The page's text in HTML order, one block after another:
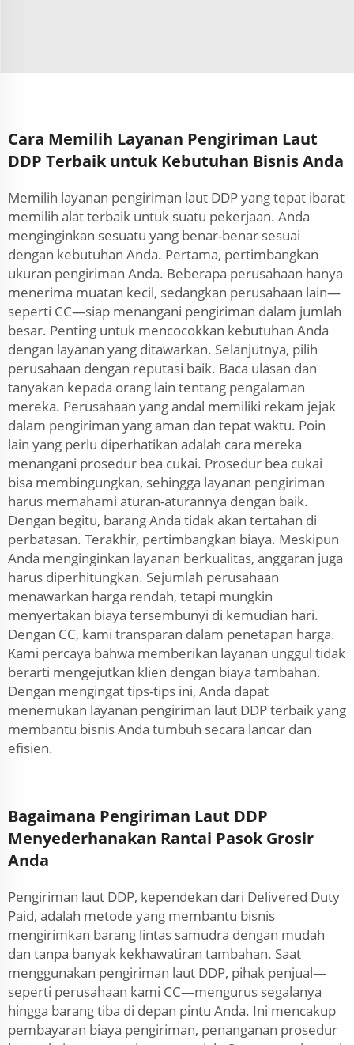
Cara Memilih Layanan Pengiriman Laut
DDP Terbaik untuk Kebutuhan Bisnis Anda
Memilih layanan pengiriman laut DDP yang tepat ibarat
memilih alat terbaik untuk suatu pekerjaan. Anda
menginginkan sesuatu yang benar-benar sesuai
dengan kebutuhan Anda. Pertama, pertimbangkan
ukuran pengiriman Anda. Beberapa perusahaan hanya
menerima muatan kecil, sedangkan perusahaan lain—
seperti CC—siap menangani pengiriman dalam jumlah
besar. Penting untuk mencocokkan kebutuhan Anda
dengan layanan yang ditawarkan. Selanjutnya, pilih
perusahaan dengan reputasi baik. Baca ulasan dan
tanyakan kepada orang lain tentang pengalaman
mereka. Perusahaan yang andal memiliki rekam jejak
dalam pengiriman yang aman dan tepat waktu. Poin
lain yang perlu diperhatikan adalah cara mereka
menangani prosedur bea cukai. Prosedur bea cukai
bisa membingungkan, sehingga layanan pengiriman
harus memahami aturan-aturannya dengan baik.
Dengan begitu, barang Anda tidak akan tertahan di
perbatasan. Terakhir, pertimbangkan biaya. Meskipun
Anda menginginkan layanan berkualitas, anggaran juga
harus diperhitungkan. Sejumlah perusahaan
menawarkan harga rendah, tetapi mungkin
menyertakan biaya tersembunyi di kemudian hari.
Dengan CC, kami transparan dalam penetapan harga.
Kami percaya bahwa memberikan layanan unggul tidak
berarti mengejutkan klien dengan biaya tambahan.
Dengan mengingat tips-tips ini, Anda dapat
menemukan layanan pengiriman laut DDP terbaik yang
membantu bisnis Anda tumbuh secara lancar dan
efisien.
Bagaimana Pengiriman Laut DDP
Menyederhanakan Rantai Pasok Grosir
Anda
Pengiriman laut DDP, kependekan dari Delivered Duty
Paid, adalah metode yang membantu bisnis
mengirimkan barang lintas samudra dengan mudah
dan tanpa banyak kekhawatiran tambahan. Saat
menggunakan pengiriman laut DDP, pihak penjual—
seperti perusahaan kami CC—mengurus segalanya
hingga barang tiba di depan pintu Anda. Ini mencakup
pembayaran biaya pengiriman, penanganan prosedur